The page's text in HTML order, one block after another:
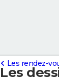
Les
Les rendez-